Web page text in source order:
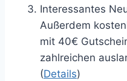
Interessantes
Außerdem
mit 40€
zahlreichen
(Details)